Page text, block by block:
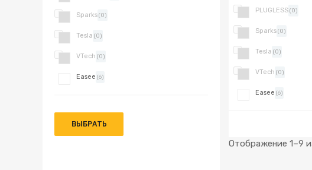
PLUGLESS(0)
Sparks(0)
Tesla (0)
VTech (0)
Easee (6)
Отображение 1–9
Sparks(0)
Tesla (0)
VTech (0)
Easee (6)
ВЫБРАТЬ